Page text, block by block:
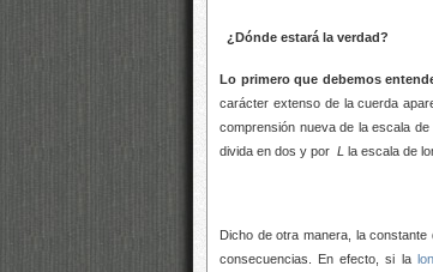
¿Dónde estará la verdad?
Lo primero que debemos
carácter extenso de la cuerda
comprensión nueva de la escala
divida en dos y por L la escala de
Dicho de otra manera, la constante
consecuencias. En efecto, si la